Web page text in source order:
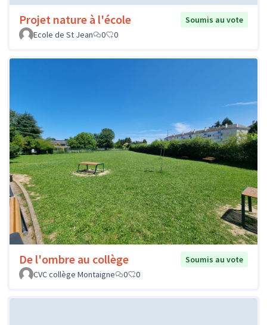
Projet nature à l'école
Soumis au vote
Ecole de St Jean
0 0
De l'ombre au collège
Soumis au vote
CVC collège Montaigne
0 0